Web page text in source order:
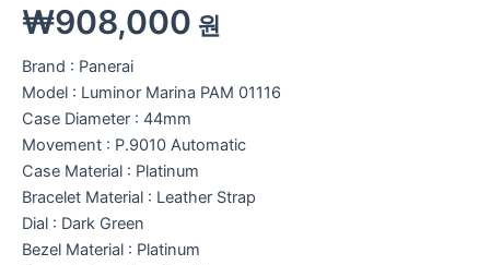
₩908,000 원
Brand : Panerai
Model : Luminor Marina PAM 01116
Case Diameter : 44mm
Movement : P.9010 Automatic
Case Material : Platinum
Bracelet Material : Leather Strap
Dial : Dark Green
Bezel Material : Platinum